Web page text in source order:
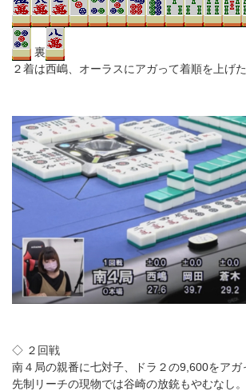
裏
２着は西嶋、オーラスにアガって着順を上げた
◇ ２回戦
南４局の親番に七対子、ドラ２の9,600をアガ
先制リーチの現物では谷崎の放銃もやむなし。